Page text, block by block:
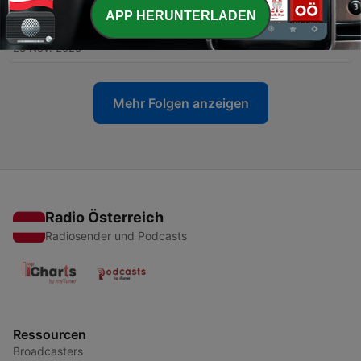
6 - Die wilden Tiere
23 Nov. 2023
Mehr Folgen anzeigen
Radio Österreich
Radiosender und Podcasts
Ressourcen
Broadcasters
APP HERUNTERLADEN